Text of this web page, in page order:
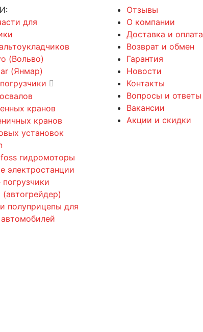
для
(Вольво)
(Янмар)
кранов
кранов
установок
гидромоторы
электростанции
полуприцепы для
Отзывы
О компании
Доставка и оплата
Возврат и обмен
Гарантия
Новости
Контакты
Вопросы и ответы
Вакансии
Акции и скидки